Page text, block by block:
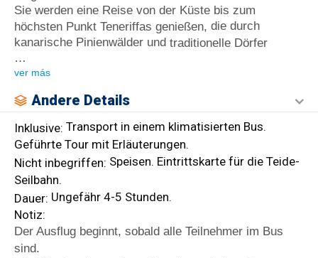
Sie werden eine Reise von der Küste bis zum
höchsten Punkt Teneriffas genießen, die durch
kanarische Pinienwälder und traditionelle Dörfer
…
ver más
Andere Details
Inklusive: Transport in einem klimatisierten Bus.
Geführte Tour mit Erläuterungen.
Nicht inbegriffen: Speisen. Eintrittskarte für die Teide-
Seilbahn.
Dauer: Ungefähr 4-5 Stunden.
Notiz:
Der Ausflug beginnt, sobald alle Teilnehmer im Bus
sind.